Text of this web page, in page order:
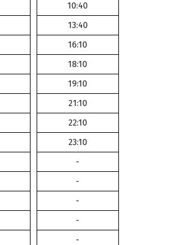
10:40
13:40
16:10
18:10
19:10
21:10
22:10
23:10
-
-
-
-
-